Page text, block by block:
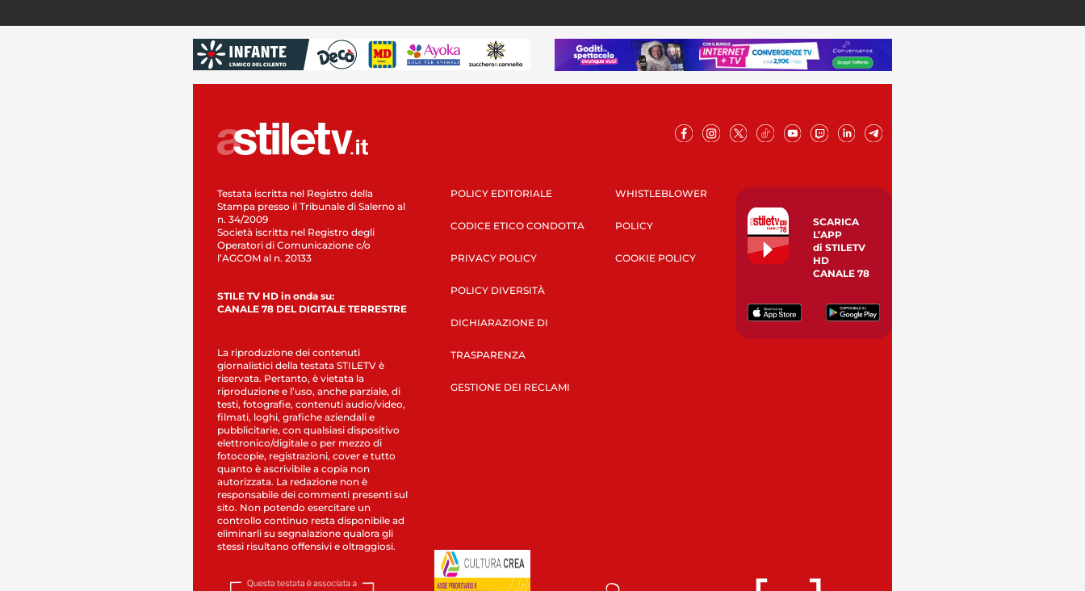
Testata iscritta nel Registro della
Stampa presso il Tribunale di Salerno al
n. 34/2009
Società iscritta nel Registro degli
Operatori di Comunicazione c/o
l’AGCOM al n. 20133
STILE TV HD in onda su:
CANALE 78 DEL DIGITALE TERRESTRE
La riproduzione dei contenuti
giornalistici della testata STILETV è
riservata. Pertanto, è vietata la
riproduzione e l’uso, anche parziale, di
testi, fotografie, contenuti audio/video,
filmati, loghi, grafiche aziendali e
pubblicitarie, con qualsiasi dispositivo
elettronico/digitale o per mezzo di
fotocopie, registrazioni, cover e tutto
quanto è ascrivibile a copia non
autorizzata. La redazione non è
responsabile dei commenti presenti sul
sito. Non potendo esercitare un
controllo continuo resta disponibile ad
eliminarli su segnalazione qualora gli
stessi risultano offensivi e oltraggiosi.
POLICY EDITORIALE
CODICE ETICO CONDOTTA
PRIVACY POLICY
POLICY DIVERSITÀ
DICHIARAZIONE DI
TRASPARENZA
GESTIONE DEI RECLAMI
WHISTLEBLOWER
POLICY
COOKIE POLICY
SCARICA
L’APP
di STILETV
HD
CANALE 78